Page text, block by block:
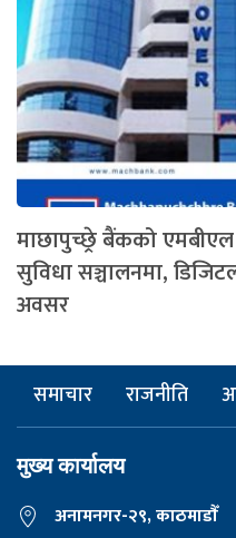
माछापुच्छ्रे बैंकको एमबीएल
सुविधा सञ्चालनमा,
अवसर
समाचार राजनीति
मुख्य कार्यालय
अनामनगर-२९, काठमाडाैँ